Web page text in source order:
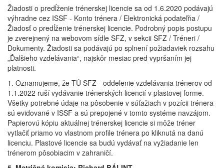
Žiadosti o predĺženie trénerskej licencie sa od 1.6.2020 podávajú
výhradne cez ISSF - Konto trénera / Elektronická podateľňa /
Žiadosť o predĺženie trénerskej licencie. Podrobný popis postupu
je zverejnený na webovom sídle SFZ, v sekcii SFZ / Tréneri /
Dokumenty. Žiadosti sa podávajú po splnení požiadaviek rozsahu
„Ďalšieho vzdelávania“, najskôr mesiac pred vypršaním jej
platnosti.
1. Oznamujeme, že TÚ SFZ - oddelenie vzdelávania trénerov od
1.1.2022 ruší vydávanie trénerských licencií v plastovej forme.
Všetky potrebné údaje na pôsobenie v súťažiach v pozícii trénera
sú evidované v ISSF a sú prepojené v tomto systéme navzájom.
Papierovú kópiu aktuálnej trénerskej licencie si môže tréner
vytlačiť priamo vo vlastnom profile trénera po kliknutá na danú
licenciu. Plastové licencie sa budú vydávať na vyžiadanie len
trénerom pôsobiacim v zahraničí.